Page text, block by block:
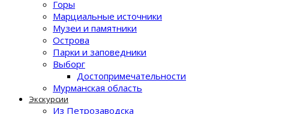
Горы
Марциальные источники
Музеи и памятники
Острова
Парки и заповедники
Выборг
Достопримечательности
Мурманская область
Экскурсии
Из Петрозаводска